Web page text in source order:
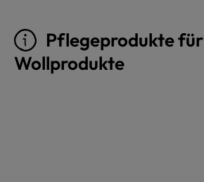
Pflegeprodukte für
Wollprodukte